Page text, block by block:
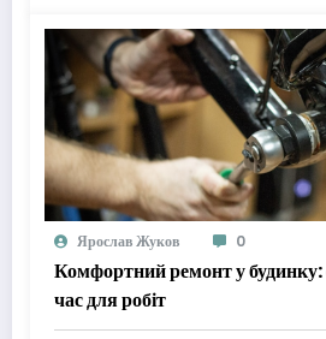
Ярослав Жуков 0
Комфортний ремонт у
час для робіт